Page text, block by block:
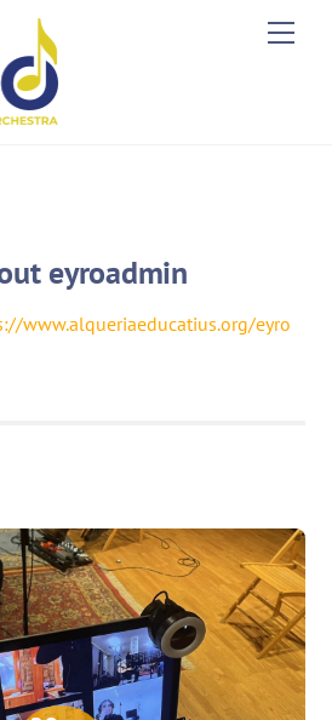
eyroadmin
www.alqueriaeducatius.org/eyro